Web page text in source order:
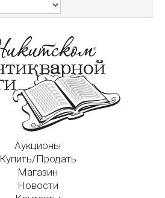
Аукционы
Купить/Продать
Магазин
Новости